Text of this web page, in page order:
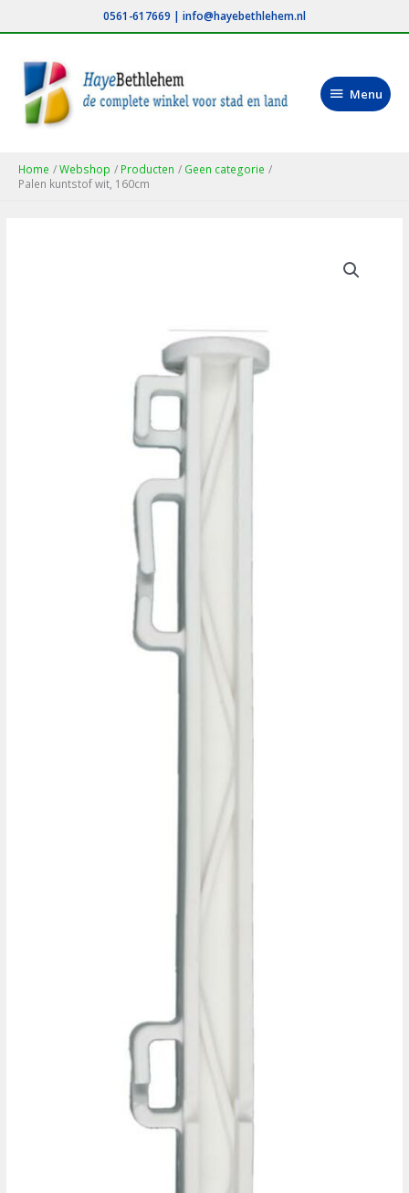
naar
inhoud
0561-617669 | info@hayebethlehem.nl
Menu
Menu
Home Webshop Producten
Geen categorie
Palen kuntstof wit, 160cm